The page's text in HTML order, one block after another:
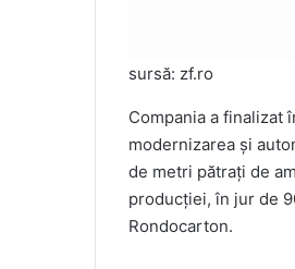
sursă: zf.ro
Compania a finalizat
modernizarea şi
de metri pătraţi de
producţiei, în jur de
Rondocarton.